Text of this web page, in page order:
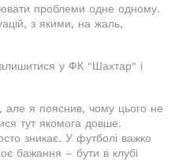
проблеми одне одному.
з якими, на жаль,
у ФК "Шахтар" і
але я пояснив, чому цього не
тут якомога довше.
зникає. У футболі важко
бажання – бути в клубі